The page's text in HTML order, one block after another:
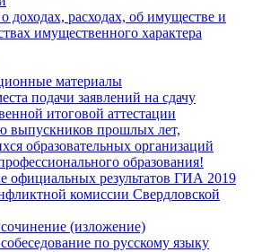
доходах, расходах, об имуществе и
имущественного характера
материалы
подачи заявлений на сдачу
итоговой аттестации
выпускников прошлых лет,
образовательных организаций
образования!
официальных результатов ГИА 2019
комиссии Свердловской
(изложение)
по русскому языку